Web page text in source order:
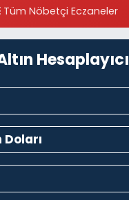
Tüm Nöbetçi Eczaneler
Hesaplayıcı